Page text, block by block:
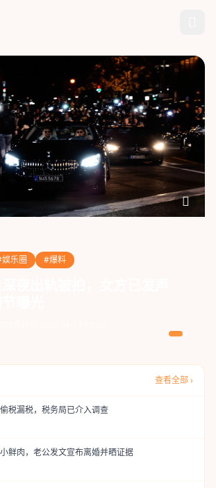
乐圈 #爆料
查看全部 ›
税漏税，税务局已介入调查
鲜肉，老公发文宣布离婚并晒证据